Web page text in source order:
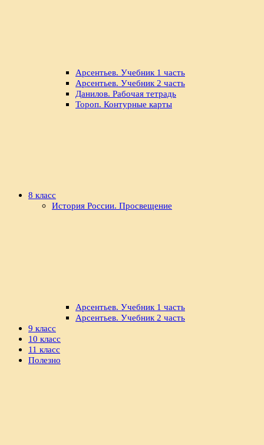
Арсентьев. Учебник 1 часть
Арсентьев. Учебник 2 часть
Данилов. Рабочая тетрадь
Тороп. Контурные карты
8 класс
История России. Просвещение
Арсентьев. Учебник 1 часть
Арсентьев. Учебник 2 часть
9 класс
10 класс
11 класс
Полезно